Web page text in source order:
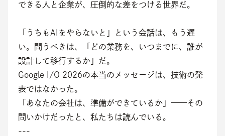
できる人と企業が、圧倒的な差をつける世界だ。
「うちもAIをやらないと」という会話は、もう遅
い。問うべきは、「どの業務を、いつまでに、誰が
設計して移行するか」だ。
Google I/O 2026の本当のメッセージは、技術の発
表ではなかった。
「あなたの会社は、準備ができているか」——その
問いかけだったと、私たちは読んでいる。
---